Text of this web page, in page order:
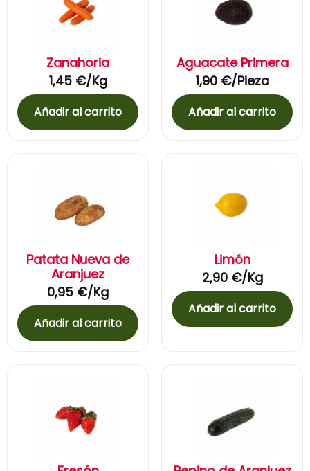
Zanahoria
1,45 €/Kg
Añadir al carrito
Aguacate Primera
1,90 €/Pieza
Añadir al carrito
Patata Nueva de
Aranjuez
0,95 €/Kg
Añadir al carrito
Limón
2,90 €/Kg
Añadir al carrito